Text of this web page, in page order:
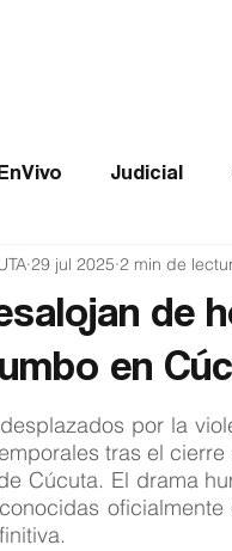
Judicial
Historias de impacto
Salud
de
en
29 jul 2025 2 min de
de 5 estrellas.
por la
tras el
Cúcuta. El drama